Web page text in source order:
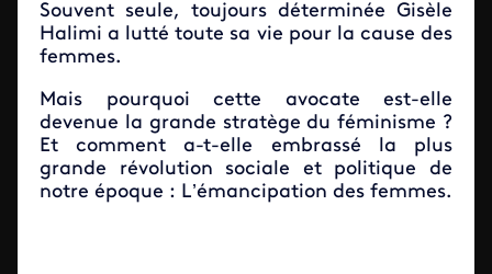
Souvent seule, toujours déterminée Gisèle
Halimi a lutté toute sa vie pour la cause des
femmes.
Mais pourquoi cette avocate est-elle
devenue la grande stratège du féminisme ?
Et comment a-t-elle embrassé la plus
grande révolution sociale et politique de
notre époque : L’émancipation des femmes.